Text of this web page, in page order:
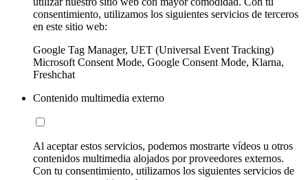
consentimiento, utilizamos los siguientes servicios de terceros
en este sitio web:
Google Tag Manager, UET (Universal Event Tracking)
Microsoft Consent Mode, Google Consent Mode, Klarna,
Freshchat
Contenido multimedia externo
Al aceptar estos servicios, podemos mostrarte vídeos u otros
contenidos multimedia alojados por proveedores externos.
Con tu consentimiento, utilizamos los siguientes servicios de